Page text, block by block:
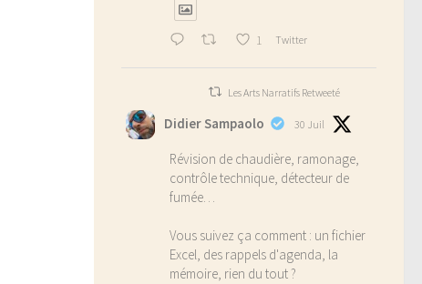
1 Twitter
Les Arts Narratifs Retweeté
Didier Sampaolo 30 Juil
Révision de chaudière, ramonage,
contrôle technique, détecteur de
fumée…
Vous suivez ça comment : un fichier
Excel, des rappels d'agenda, la
mémoire, rien du tout ?